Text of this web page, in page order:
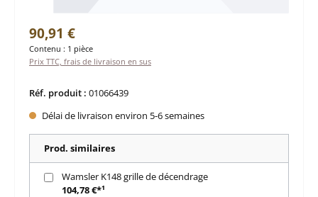
Prix régulier :
90,91 €
Contenu : 1 pièce
Prix TTC, frais de livraison en sus
Réf. produit : 01066439
Délai de livraison environ 5-6 semaines
Prod. similaires
Wamsler K148 grille de décendrage
104,78 €*¹